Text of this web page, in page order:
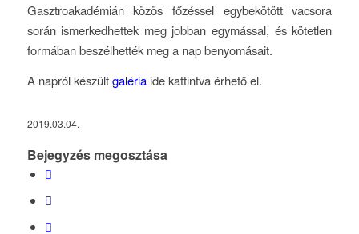
Gasztroakadémián közös főzéssel egybekötött vacsora
során ismerkedhettek meg jobban egymással, és kötetlen
formában beszélhették meg a nap benyomásait.
A napról készültgalériaide kattintva érhető el.
2019.03.04.
Bejegyzés megosztása